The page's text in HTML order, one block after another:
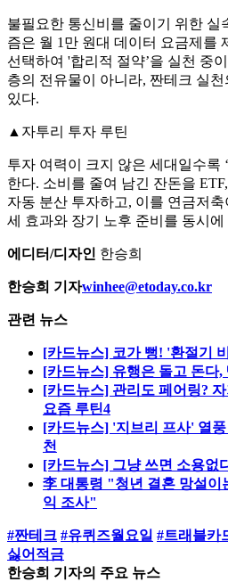
불필요한 통신비를 줄이기 위한 실
즘은 월 1만 원대 데이터 요금제를
선택하여 '합리적 절약’을 실천 중
층의 전유물이 아니라, 짠테크 실
있다.
▲자투리 투자 루틴
투자 여력이 크지 않은 세대일수록
한다. 소비를 줄여 남긴 잔돈을
자동 분산 투자하고, 이를 연금저
세 효과와 장기 노후 준비를 동시
에디터/디자인 한승희
한승희 기자winhee@etoday.co.kr
관련 뉴스
[카드뉴스] 코가 뻥! '환절기
[카드뉴스] 유행은 돌고 돈다
[카드뉴스] 관리도 페어링?
요즘 루틴4
[카드뉴스] '지브리 프사' 열
천
[카드뉴스] 그냥 쓰면 소용없
李 대통령 "청년 결혼 망설이
익 조사"
#짠테크 #유퀴즈월요일 #트래블카
싫어적금
한승희 기자의 주요 뉴스